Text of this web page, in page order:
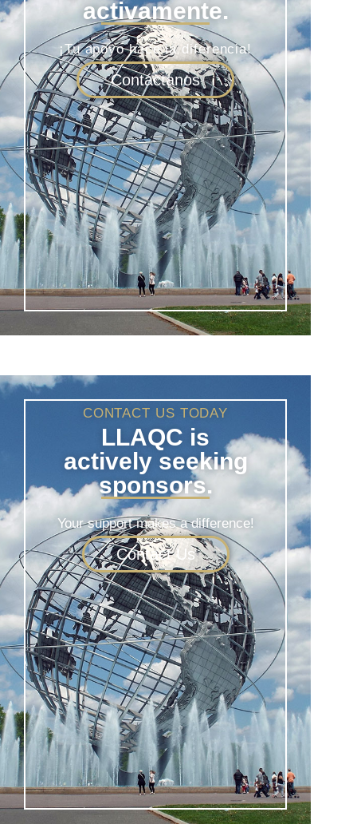
patrocinadores
activamente.
¡Tu apoyo hace la diferencia!
Contáctanos
CONTACT US TODAY
LLAQC is
actively seeking
sponsors.
Your support makes a difference!
Contact Us